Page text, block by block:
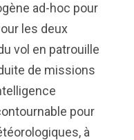
ad-hoc pour
les deux
vol en patrouille
de missions
pour
à